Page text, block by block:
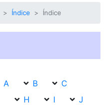
Índice Índice
A B
C
H I
J